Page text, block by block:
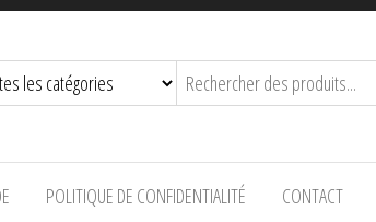
POLITIQUE DE CONFIDENTIALITÉ CONTACT